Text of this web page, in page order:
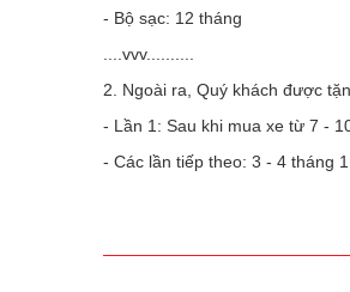
- Bộ sạc: 12 tháng
....vvv..........
2. Ngoài ra, Quý khách được
- Lần 1: Sau khi mua xe từ 7 -
- Các lần tiếp theo: 3 - 4 tháng